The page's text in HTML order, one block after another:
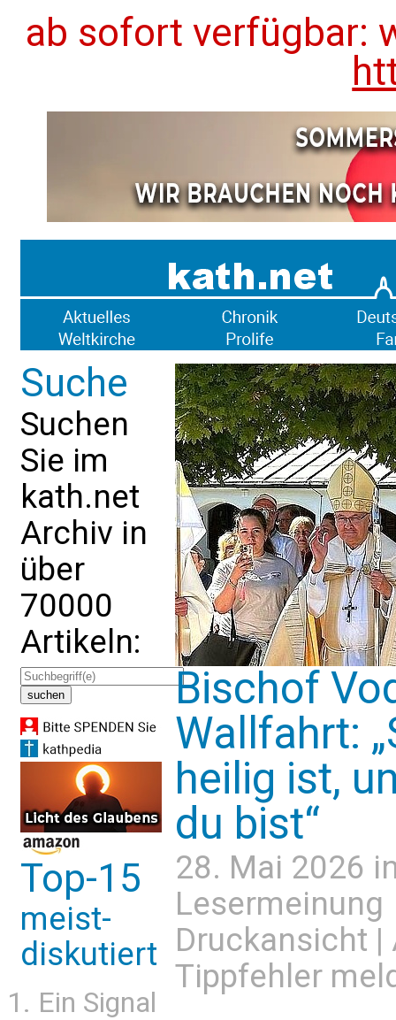
ab sofort verfügbar:
Suche
Suchen
Sie im
kath.net
Archiv in
über
70000
Artikeln:
Top-15
meist-
diskutiert
Ein Signal
Bischof
Wallfahrt:
heilig ist,
du bist“
28. Mai 2026
Lesermeinung
Druckansicht |
Tippfehler